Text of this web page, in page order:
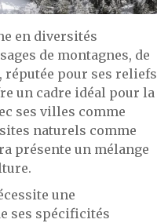
en diversités
de montagnes, de
réputée pour ses reliefs
un cadre idéal pour la
ses villes comme
naturels comme
présente un mélange
une
ses spécificités